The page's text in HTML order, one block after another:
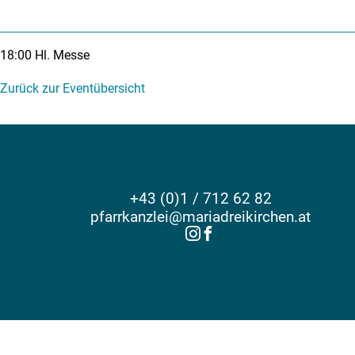
18:00 Hl. Messe
Zurück zur Eventübersicht
+43 (0)1 / 712 62 82
pfarrkanzlei@mariadreikirchen.at